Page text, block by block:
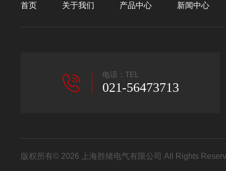
首页 关于我们 产品中心 新闻中心
电话：TEL
021-56473713
版权所有© 2026 上海胜绪电气有限公司 All Rights